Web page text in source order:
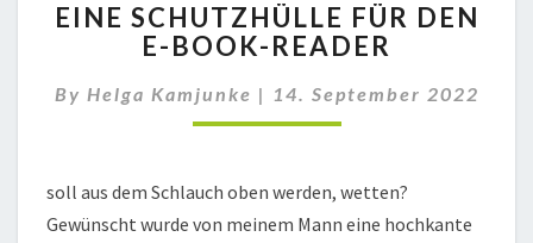
SCHUTZHÜLLE
FÜR
E-
BOOK-
EINE SCHUTZHÜLLE FÜR DEN
E-BOOK-READER
By Helga Kamjunke | 14. September 2022
soll aus dem Schlauch oben werden, wetten?
Gewünscht wurde von meinem Mann eine hochkante